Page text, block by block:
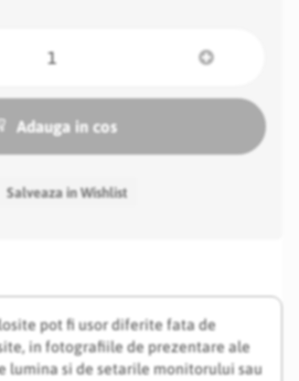
pot fi usor diferite fata de
in fotografiile de prezentare ale
lumina si de setarile monitorului sau
Adauga in cos
Salveaza in Wishlist